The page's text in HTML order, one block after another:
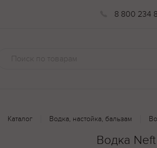
8 800 234
Каталог Водка, настойка, бальзам
Водка